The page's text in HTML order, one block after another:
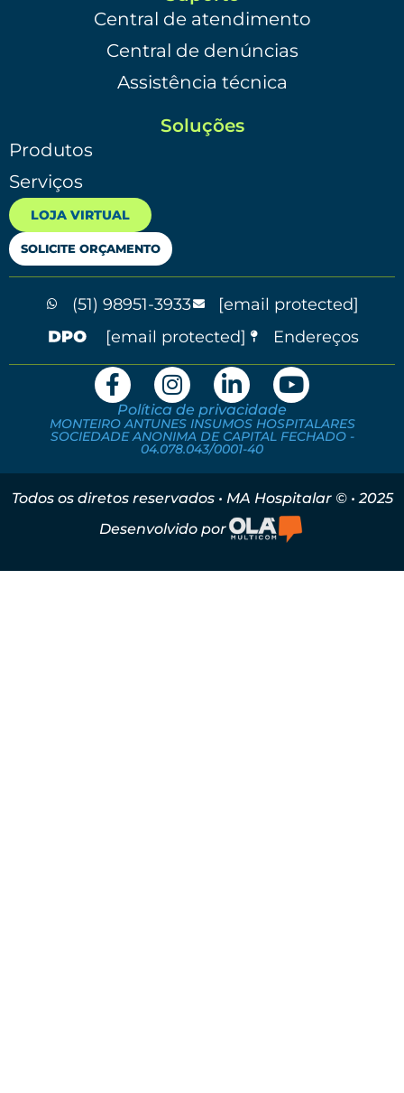
Central de atendimento
Central de denúncias
Assistência técnica
Soluções
Produtos
Serviços
LOJA VIRTUAL
SOLICITE ORÇAMENTO
(51) 98951-3933
[email protected]
[email protected]
Endereços
Política de privacidade
MONTEIRO ANTUNES INSUMOS HOSPITALARES
SOCIEDADE ANONIMA DE CAPITAL FECHADO -
04.078.043/0001-40
Todos os diretos reservados • MA Hospitalar © • 2025
Desenvolvido por